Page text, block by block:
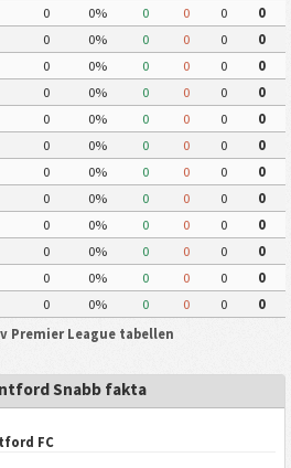
0 0% 0 0 0
0
0 0% 0 0 0
0
0 0% 0 0 0
0
0 0% 0 0 0
0
0 0% 0 0 0
0
0 0% 0 0 0
0
0 0% 0 0 0
0
0 0% 0 0 0
0
0 0% 0 0 0
0
0 0% 0 0 0
0
0 0% 0 0 0
0
0 0% 0 0 0
0
Premier League tabellen
Snabb fakta
FC